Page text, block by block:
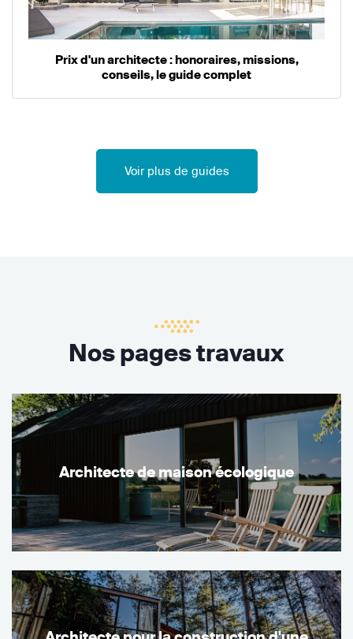
Prix d'un architecte : honoraires, missions,
conseils, le guide complet
Voir plus de guides
Nos pages travaux
Architecte de maison écologique